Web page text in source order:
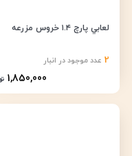
2 عدد موجود در انبار
لعابي پارچ ١.٤ خروس مزرعه
1,850,000